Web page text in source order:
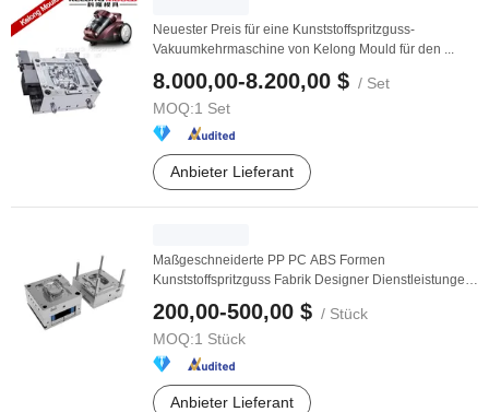
Neuester Preis für eine Kunststoffspritzguss-
Vakuumkehrmaschine von Kelong Mould für den ...
8.000,00-8.200,00 $ / Set
MOQ:1 Set
Anbieter Lieferant
Maßgeschneiderte PP PC ABS Formen
Kunststoffspritzguss Fabrik Designer Dienstleistungen
200,00-500,00 $ / Stück
MOQ:1 Stück
Anbieter Lieferant